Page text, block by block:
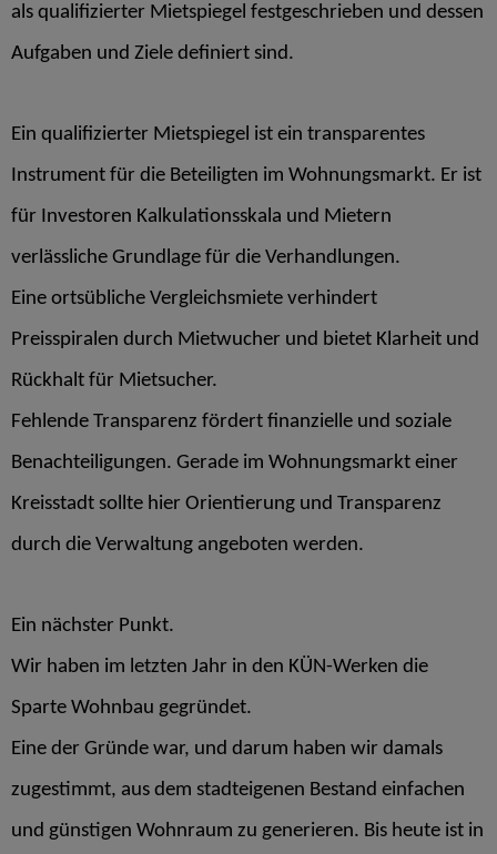
als qualifizierter Mietspiegel festgeschrieben und dessen
Aufgaben und Ziele definiert sind.
Ein qualifizierter Mietspiegel ist ein transparentes
Instrument für die Beteiligten im Wohnungsmarkt. Er ist
für Investoren Kalkulationsskala und Mietern
verlässliche Grundlage für die Verhandlungen.
Eine ortsübliche Vergleichsmiete verhindert
Preisspiralen durch Mietwucher und bietet Klarheit und
Rückhalt für Mietsucher.
Fehlende Transparenz fördert finanzielle und soziale
Benachteiligungen. Gerade im Wohnungsmarkt einer
Kreisstadt sollte hier Orientierung und Transparenz
durch die Verwaltung angeboten werden.
Ein nächster Punkt.
Wir haben im letzten Jahr in den KÜN-Werken die
Sparte Wohnbau gegründet.
Eine der Gründe war, und darum haben wir damals
zugestimmt, aus dem stadteigenen Bestand einfachen
und günstigen Wohnraum zu generieren. Bis heute ist in